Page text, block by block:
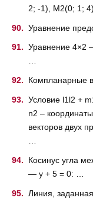
2; -1), M2(0; 1;
Уравнение
Уравнение 4×2
…
Компланарные
Условие l1l2 +
n2 –
векторов двух
Косинус угла
— y + 5 = 0: …
Линия,